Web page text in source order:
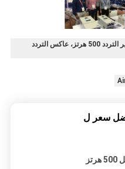
عاكس التردد المتجه 500 هرتز، محرك متغير التردد 500 هرتز، عاكس التردد
سعر ل